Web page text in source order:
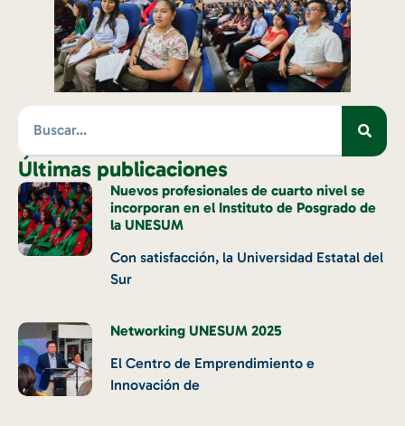
Últimas publicaciones
Nuevos profesionales de cuarto nivel se
incorporan en el Instituto de Posgrado de
la UNESUM
Con satisfacción, la Universidad Estatal del
Sur
Networking UNESUM 2025
El Centro de Emprendimiento e
Innovación de